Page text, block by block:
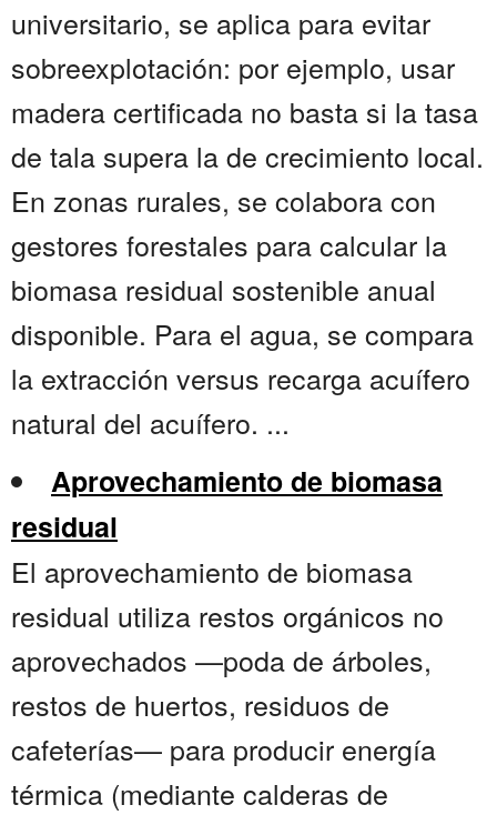
universitario, se aplica para evitar
sobreexplotación: por ejemplo, usar
madera certificada no basta si la tasa
de tala supera la de crecimiento local.
En zonas rurales, se colabora con
gestores forestales para calcular la
biomasa residual sostenible anual
disponible. Para el agua, se compara
la extracción versus recarga acuífero
natural del acuífero. ...
Aprovechamiento de biomasa
residual
El aprovechamiento de biomasa
residual utiliza restos orgánicos no
aprovechados —poda de árboles,
restos de huertos, residuos de
cafeterías— para producir energía
térmica (mediante calderas de